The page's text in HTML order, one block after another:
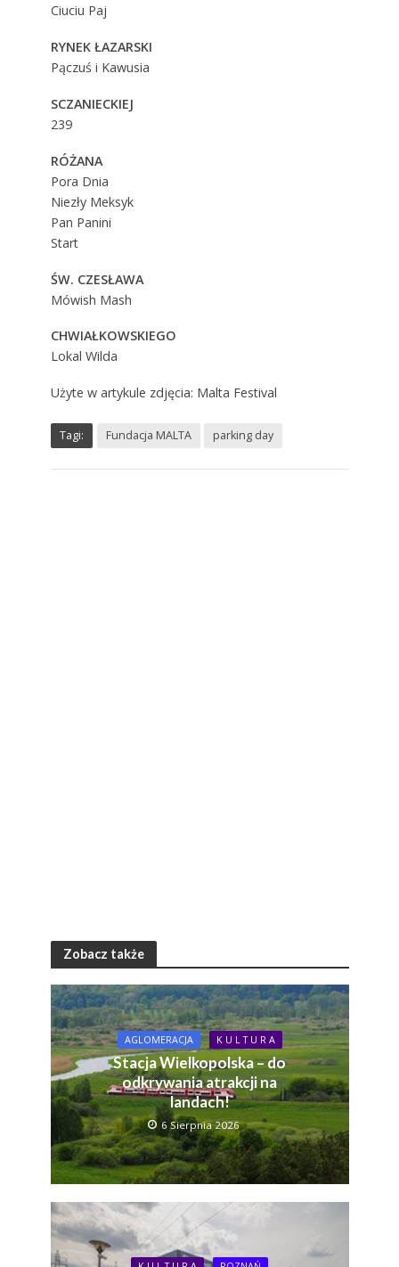
Ciuciu Paj
RYNEK ŁAZARSKI
Pączuś i Kawusia
SCZANIECKIEJ
239
RÓŻANA
Pora Dnia
Niezły Meksyk
Pan Panini
Start
ŚW. CZESŁAWA
Mówish Mash
CHWIAŁKOWSKIEGO
Lokal Wilda
Użyte w artykule zdjęcia: Malta Festival
Tagi: Fundacja MALTA parking day
Zobacz także
AGLOMERACJA K U L T U R A
Stacja Wielkopolska – do
odkrywania atrakcji na
landach!
6 Sierpnia 2026